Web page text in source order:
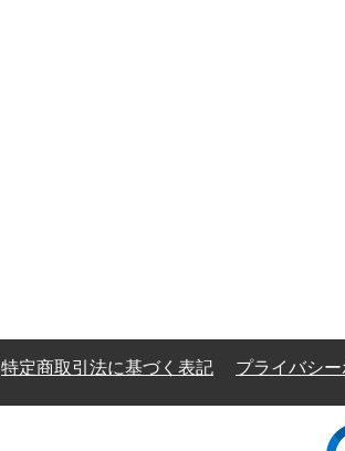
特定商取引法に基づく表記 プライバシ